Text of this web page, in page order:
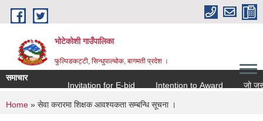
Skip to main content
भोटेकोशी गाउँपालिका
फुल्पिङकट्टी, सिन्धुपाल्चोक, बागमती प्रदेश ।
समाचार
Invitation for E-bid
Intention to Award जो जस संग
You are here
Home » सेवा करारमा शिक्षक आवश्यकता सम्बन्धि सूचना ।